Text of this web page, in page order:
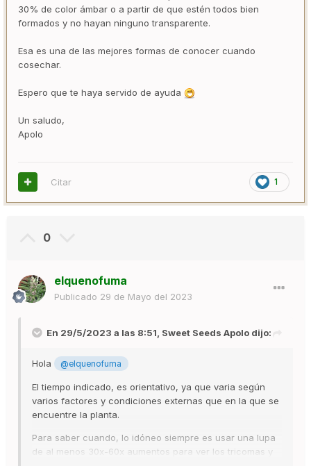
30% de color ámbar o a partir de que estén todos bien
formados y no hayan ninguno transparente.
Esa es una de las mejores formas de conocer cuando
cosechar.
Espero que te haya servido de ayuda
Un saludo,
Apolo
1
Citar
0
elquenofuma
Publicado 29 de Mayo del 2023
En 29/5/2023 a las 8:51, Sweet Seeds Apolo dijo:
Hola @elquenofuma
El tiempo indicado, es orientativo, ya que varia según
varios factores y condiciones externas que en la que se
encuentre la planta.
Para saber cuando, lo idóneo siempre es usar una lupa
de al menos 30x-60x aumentos para ver los tricomas y